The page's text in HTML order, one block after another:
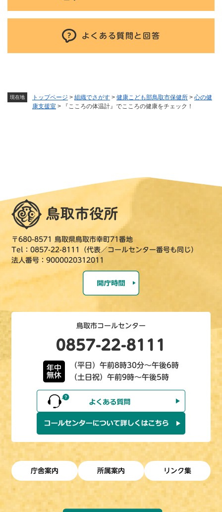
現在地 トップページ > 組織でさがす > 健康こども部鳥取市保健所 > 心の健
康支援室 > 『こころの体温計』でこころの健康をチェック！
よくある質問と回答
〒680-8571 鳥取県鳥取市幸町71番地
Tel：0857-22-8111（代表／コールセンター番号も同じ）
法人番号：9000020312011
鳥取市コールセンター
0857-22-8111
年中
無休
（平日）午前8時30分～午後6時
（土日祝）午前9時～午後5時
庁舎案内 所属案内 リンク集